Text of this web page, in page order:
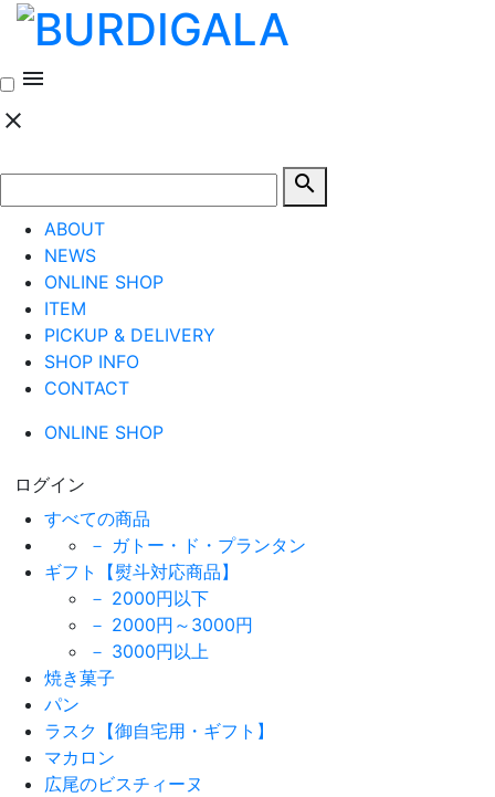
menu
clear
search
ABOUT
NEWS
ONLINE SHOP
ITEM
PICKUP & DELIVERY
SHOP INFO
CONTACT
ONLINE SHOP
ログイン
すべての商品
－ ガトー・ド・プランタン
ギフト【熨斗対応商品】
－ 2000円以下
－ 2000円～3000円
－ 3000円以上
焼き菓子
パン
ラスク【御自宅用・ギフト】
マカロン
広尾のビスチィーヌ